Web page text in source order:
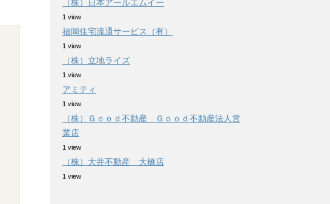
（株）日本アールエムイー
1 view
福岡住宅流通サービス（有）
1 view
（株）立地ライズ
1 view
アミティ
1 view
（株）Ｇｏｏｄ不動産 Ｇｏｏｄ不動産法人営
業店
1 view
（株）大井不動産 大橋店
1 view